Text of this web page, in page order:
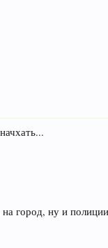
город, ну и